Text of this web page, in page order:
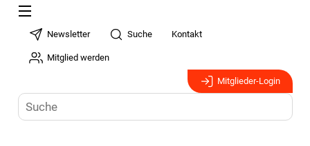
Newsletter Suche Kontakt
Mitglied werden
Mitglieder-Login